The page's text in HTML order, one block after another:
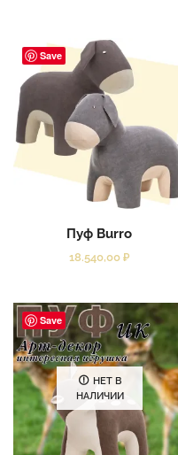
Save
Пуф Burro
18.540,00 ₽
Save
НЕТ В
НАЛИЧИИ